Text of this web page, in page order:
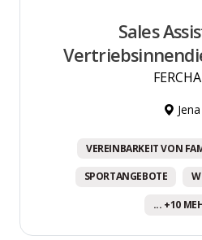
Sales
Jena
VEREINBARKEIT VON
SPORTANGEBOTE
... +10